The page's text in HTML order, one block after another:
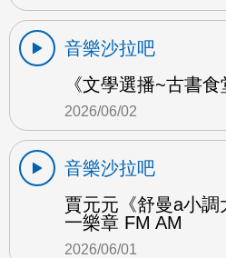
音樂沙拉吧
《文學選播~古書
2026/06/02
音樂沙拉吧
賈元元《舒曼a小
一樂章 FM AM
2026/06/01